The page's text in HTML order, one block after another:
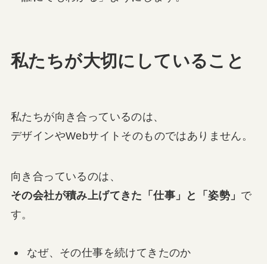
私たちが大切にしていること
私たちが向き合っているのは、
デザインやWebサイトそのものではありません。
向き合っているのは、
その会社が積み上げてきた「仕事」と「姿勢」 で
す。
なぜ、その仕事を続けてきたのか